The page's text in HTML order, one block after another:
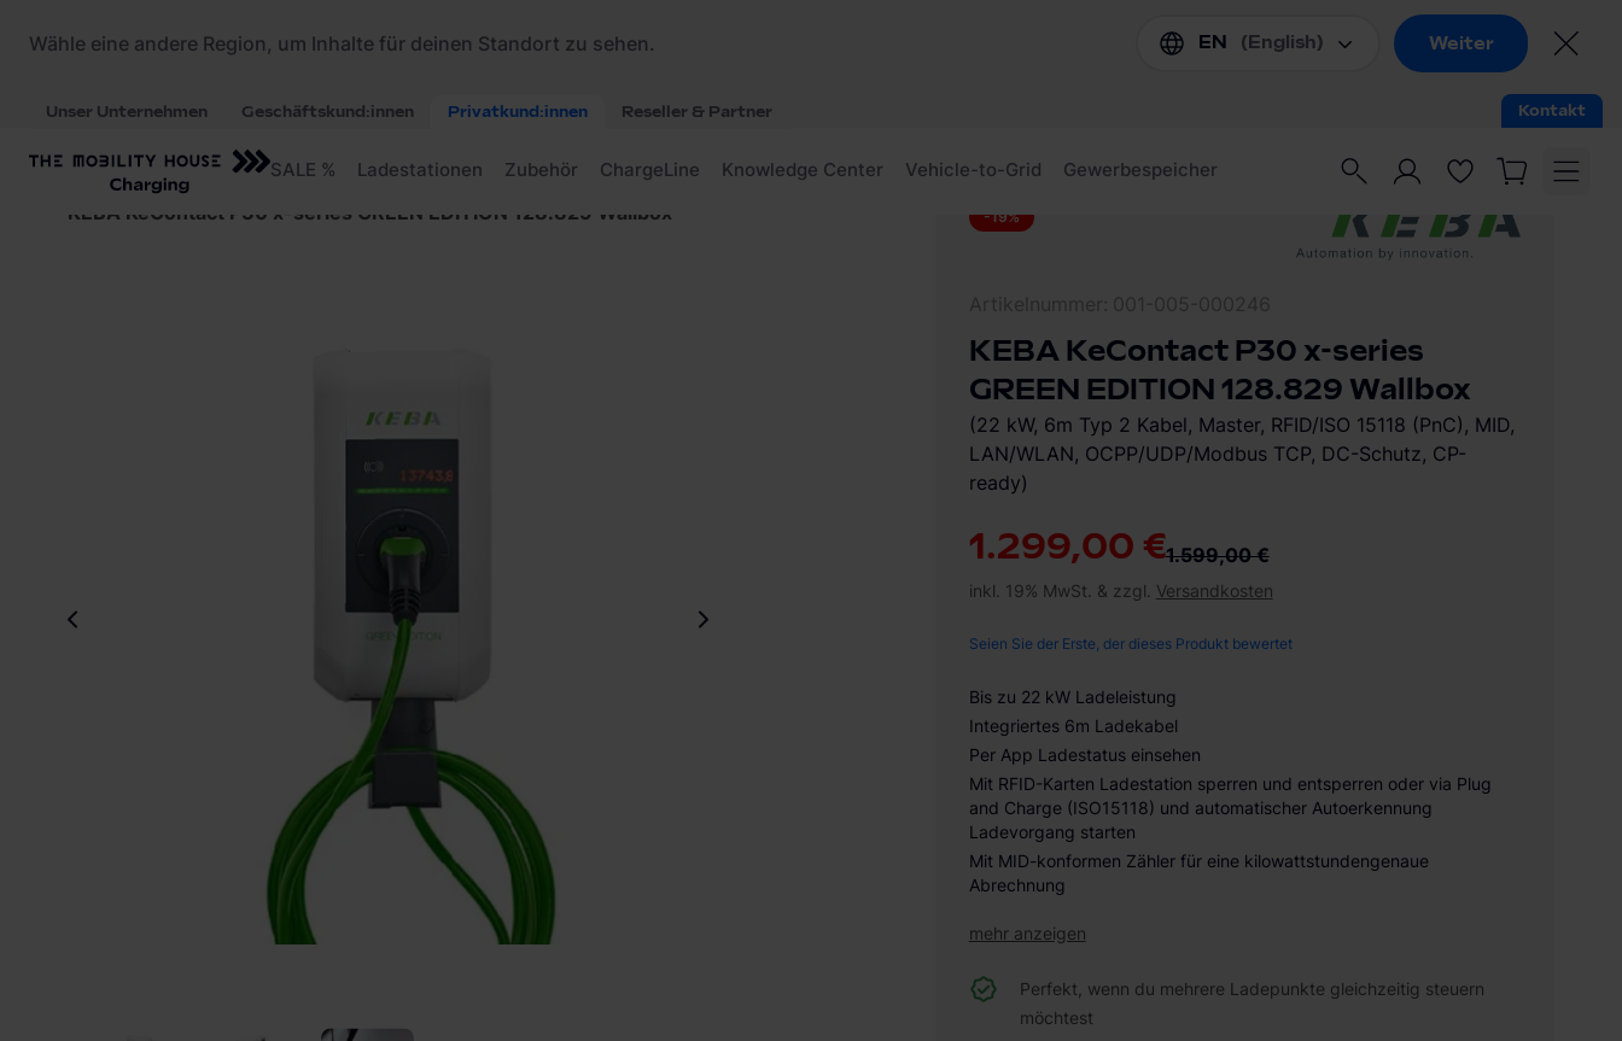
Startseite / Ladestationen
/
KEBA KeContact P30 x-series GREEN EDITION 128.829 Wallbox
-19%
1.299,00 €1.599,00 €
inkl. 19% MwSt. & zzgl. Versandkosten
Seien Sie der Erste, der dieses Produkt bewertet
Bis zu 22 kW Ladeleistung
Integriertes 6m Ladekabel
Per App Ladestatus einsehen
Mit RFID-Karten Ladestation sperren und entsperren oder via Plug
and Charge (ISO15118) und automatischer Autoerkennung
Ladevorgang starten
Mit MID-konformen Zähler für eine kilowattstundengenaue
Abrechnung
mehr anzeigen
KEBA KeContact P30 x-series
GREEN EDITION 128.829 Wallbox
(22 kW, 6m Typ 2 Kabel, Master, RFID/ISO 15118 (PnC), MID,
LAN/WLAN, OCPP/UDP/Modbus TCP, DC-Schutz, CP-
ready)
Perfekt, wenn du mehrere Ladepunkte gleichzeitig steuern
möchtest